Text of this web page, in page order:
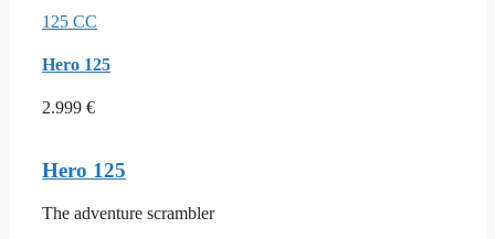
125 CC
Hero 125
2.999 €
Hero 125
The adventure scrambler